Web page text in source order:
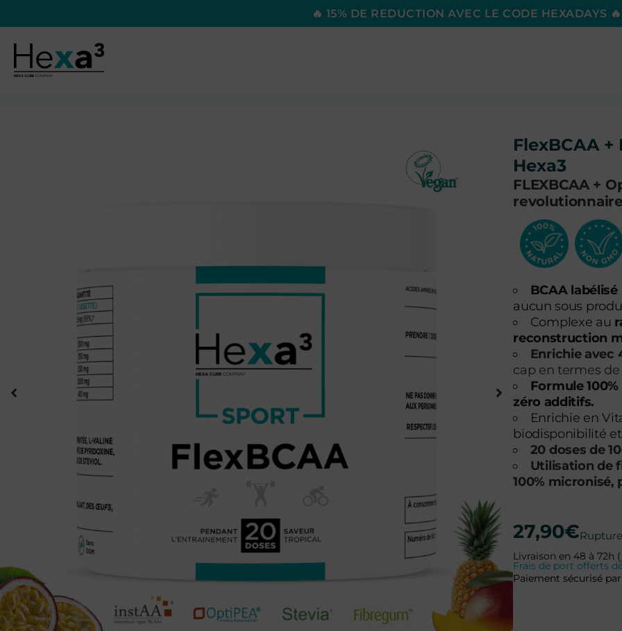
🔥 15% DE REDUCTION AVEC LE CODE HEXADAYS 🔥
FlexBCAA
Hexa3
FLEXBCAA +
BCAA
aucun sous
Complexe au
reconstruction
Enrichie avec
cap en termes
Formule
zéro additifs.
Enrichie en
biodisponibilité
20 doses de
Utilisation de
100% micronisé,
27,90€
Livraison en 48 à 72h
Frais de port offerts
Paiement sécurisé